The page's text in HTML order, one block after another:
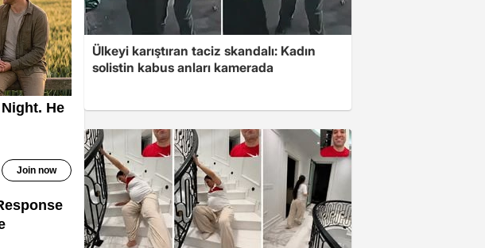
Ülkeyi karıştıran taciz skandalı: Kadın
solistin kabus anları kamerada